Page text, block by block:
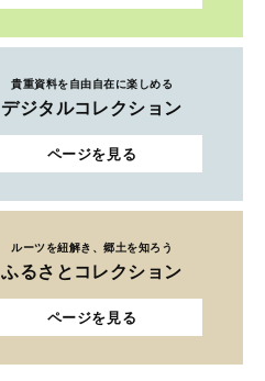
貴重資料を自由自在に楽しめる
デジタルコレクション
ページを見る
ルーツを紐解き、郷土を知ろう
ふるさとコレクション
ページを見る